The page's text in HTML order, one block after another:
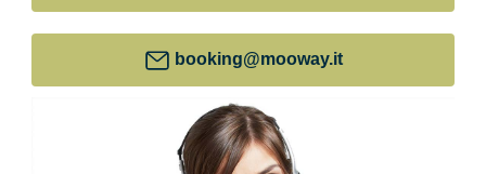
booking@mooway.it